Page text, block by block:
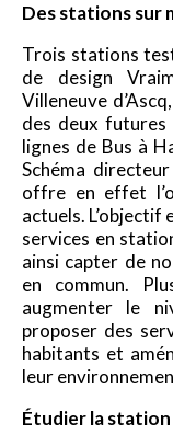
Des stations sur
Trois stations
de design
Villeneuve
des deux
lignes de Bus à
Schéma
offre en effet
actuels. L’objectif
services en
ainsi capter de
en commun.
augmenter le
proposer des
habitants et
leur
Étudier la